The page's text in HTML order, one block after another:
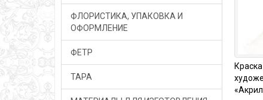
ФЛОРИСТИКА, УПАКОВКА И
ОФОРМЛЕНИЕ
ФЕТР
ТАРА